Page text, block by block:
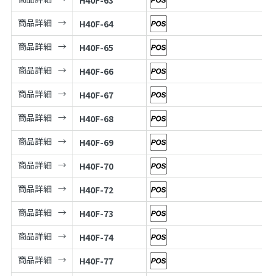
商品詳細
H40F-64
商品詳細
H40F-65
商品詳細
H40F-66
商品詳細
H40F-67
商品詳細
H40F-68
商品詳細
H40F-69
商品詳細
H40F-70
商品詳細
H40F-72
商品詳細
H40F-73
商品詳細
H40F-74
商品詳細
H40F-77